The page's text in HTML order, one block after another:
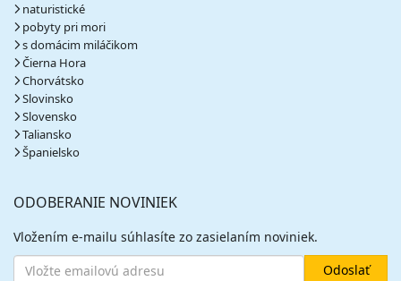
naturistické
pobyty pri mori
s domácim miláčikom
Čierna Hora
Chorvátsko
Slovinsko
Slovensko
Taliansko
Španielsko
ODOBERANIE NOVINIEK
Vložením e-mailu súhlasíte zo zasielaním noviniek.